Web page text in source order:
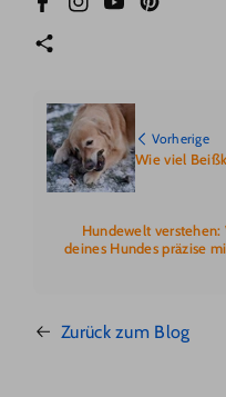
FacebookInstagram
YouTubePinterest
Vorherige
Wie viel
Hundewelt
deines Hundes präzise
Zurück zum Blog